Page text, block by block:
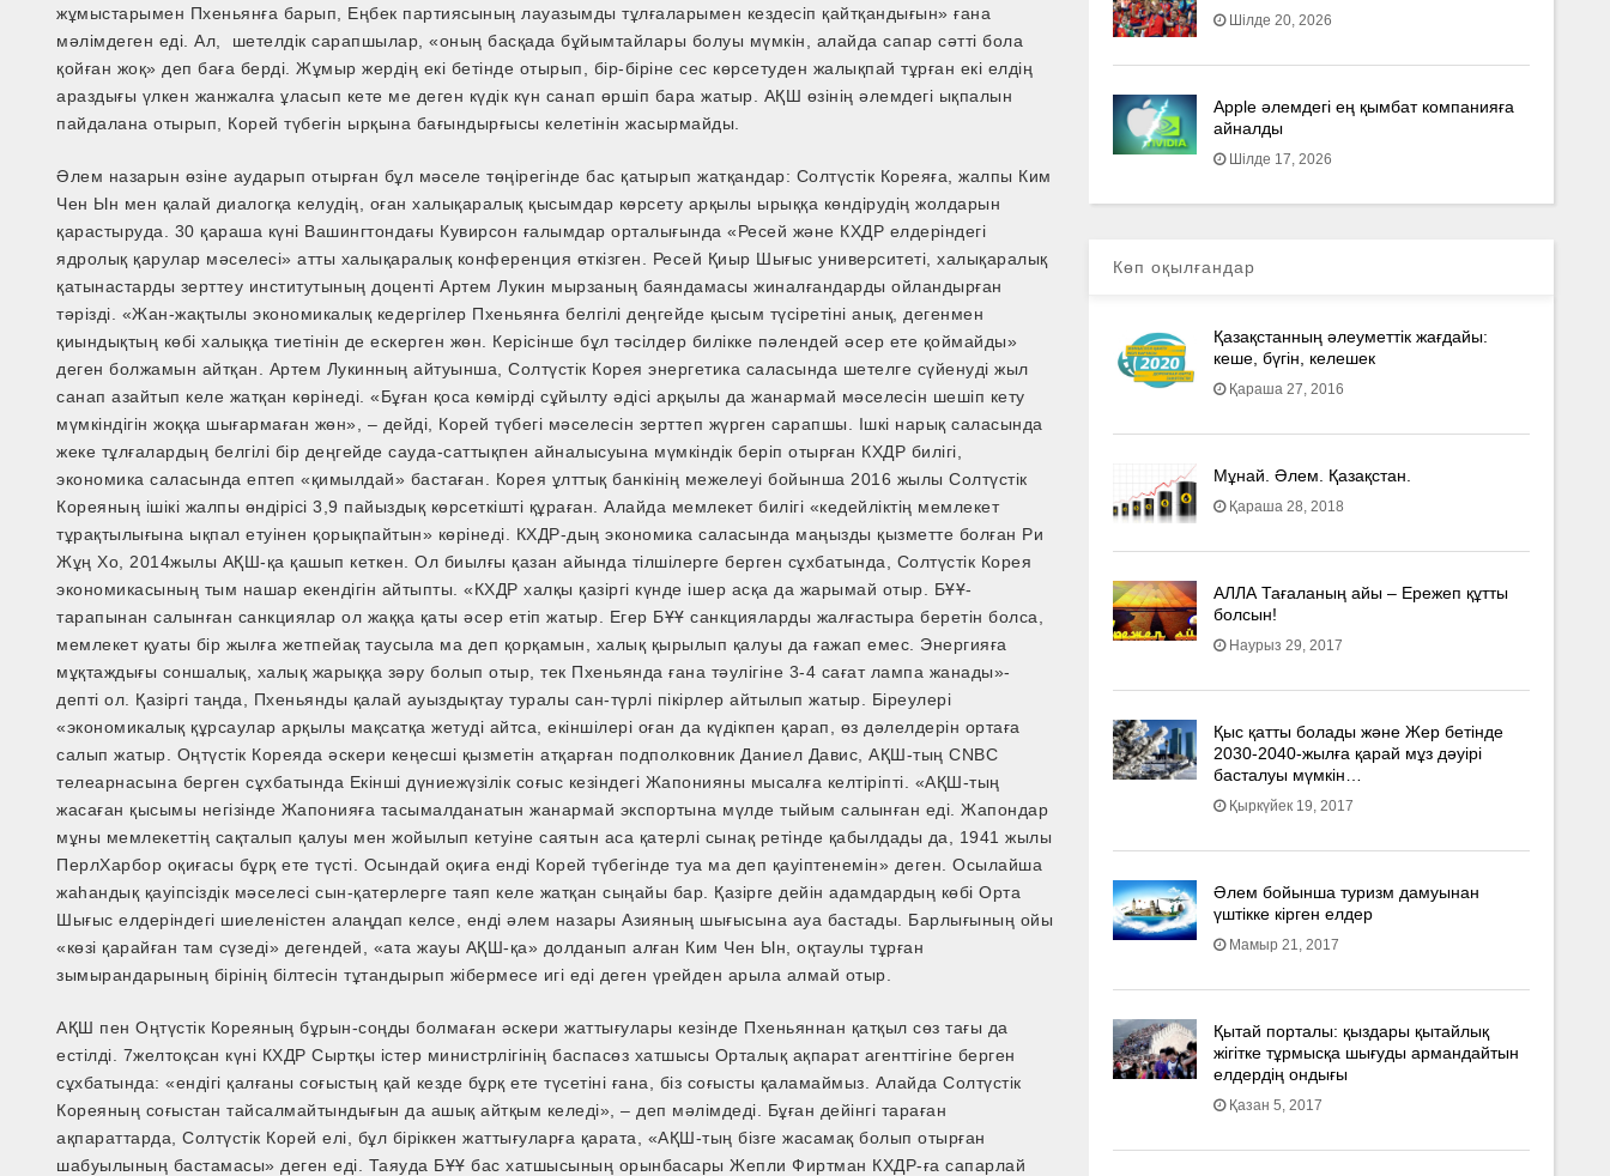
жұмыстарымен Пхеньянға барып, Еңбек партиясының лауазымды тұлғаларымен кездесіп қайтқандығын» ғана
мәлімдеген еді. Ал, шетелдік сарапшылар, «оның басқада бұйымтайлары болуы мүмкін, алайда сапар сәтті бола
қойған жоқ» деп баға берді. Жұмыр жердің екі бетінде отырып, бір-біріне сес көрсетуден жалықпай тұрған екі елдің
араздығы үлкен жанжалға ұласып кете ме деген күдік күн санап өршіп бара жатыр. АҚШ өзінің әлемдегі ықпалын
пайдалана отырып, Корей түбегін ырқына бағындырғысы келетінін жасырмайды.
Әлем назарын өзіне аударып отырған бұл мәселе төңірегінде бас қатырып жатқандар: Солтүстік Кореяға, жалпы Ким
Чен Ын мен қалай диалогқа келудің, оған халықаралық қысымдар көрсету арқылы ырыққа көндірудің жолдарын
қарастыруда. 30 қараша күні Вашингтондағы Кувирсон ғалымдар орталығында «Ресей және КХДР елдеріндегі
ядролық қарулар мәселесі» атты халықаралық конференция өткізген. Ресей Қиыр Шығыс университеті, халықаралық
қатынастарды зерттеу институтының доценті Артем Лукин мырзаның баяндамасы жиналғандарды ойландырған
тәрізді. «Жан-жақтылы экономикалық кедергілер Пхеньянға белгілі деңгейде қысым түсіретіні анық, дегенмен
қиындықтың көбі халыққа тиетінін де ескерген жөн. Керісінше бұл тәсілдер билікке пәлендей әсер ете қоймайды»
деген болжамын айтқан. Артем Лукинның айтуынша, Солтүстік Корея энергетика саласында шетелге сүйенуді жыл
санап азайтып келе жатқан көрінеді. «Бұған қоса көмірді сұйылту әдісі арқылы да жанармай мәселесін шешіп кету
мүмкіндігін жоққа шығармаған жөн», – дейді, Корей түбегі мәселесін зерттеп жүрген сарапшы. Ішкі нарық саласында
жеке тұлғалардың белгілі бір деңгейде сауда-саттықпен айналысуына мүмкіндік беріп отырған КХДР билігі,
экономика саласында ептеп «қимылдай» бастаған. Корея ұлттық банкінің межелеуі бойынша 2016 жылы Солтүстік
Кореяның ішікі жалпы өндірісі 3,9 пайыздық көрсеткішті құраған. Алайда мемлекет билігі «кедейліктің мемлекет
тұрақтылығына ықпал етуінен қорықпайтын» көрінеді. КХДР-дың экономика саласында маңызды қызметте болған Ри
Жұң Хо, 2014­жылы АҚШ-қа қашып кеткен. Ол биылғы қазан айында тілшілерге берген сұхбатында, Солтүстік Корея
экономикасының тым нашар екендігін айтыпты. «КХДР халқы қазіргі күнде ішер асқа да жарымай отыр. БҰҰ-
тарапынан салынған санкциялар ол жаққа қаты әсер етіп жатыр. Егер БҰҰ санкцияларды жалғастыра беретін болса,
мемлекет қуаты бір жылға жетпей­ақ таусыла ма деп қорқамын, халық қырылып қалуы да ғажап емес. Энергияға
мұқтаждығы соншалық, халық жарыққа зәру болып отыр, тек Пхеньянда ғана тәулігіне 3-4 сағат лампа жанады»-
депті ол. Қазіргі таңда, Пхеньянды қалай ауыздықтау туралы сан-түрлі пікірлер айтылып жатыр. Біреулері
«экономикалық құрсаулар арқылы мақсатқа жетуді айтса, екіншілері оған да күдікпен қарап, өз дәлелдерін ортаға
салып жатыр. Оңтүстік Кореяда әскери кеңесші қызметін атқарған подполковник Даниел Давис, АҚШ-тың CNBC
телеарнасына берген сұхбатында Екінші дүниежүзілік соғыс кезіндегі Жапонияны мысалға келтіріпті. «АҚШ-тың
жасаған қысымы негізінде Жапонияға тасымалданатын жанармай экспортына мүлде тыйым салынған еді. Жапондар
мұны мемлекеттің сақталып қалуы мен жойылып кетуіне саятын аса қатерлі сынақ ретінде қабылдады да, 1941 жылы
Перл­Харбор оқиғасы бұрқ ете түсті. Осындай оқиға енді Корей түбегінде туа ма деп қауіптенемін» деген. Осылайша
жаһандық қауіпсіздік мәселесі сын-қатерлерге таяп келе жатқан сыңайы бар. Қазірге дейін адамдардың көбі Орта
Шығыс елдеріндегі шиеленістен алаңдап келсе, енді әлем назары Азияның шығысына ауа бастады. Барлығының ойы
«көзі қарайған там сүзеді» дегендей, «ата жауы АҚШ-қа» долданып алған Ким Чен Ын, оқтаулы тұрған
зымырандарының бірінің білтесін тұтандырып жібермесе игі еді деген үрейден арыла алмай отыр.
АҚШ пен Оңтүстік Кореяның бұрын-соңды болмаған әскери жаттығулары кезінде Пхеньяннан қатқыл сөз тағы да
естілді. 7­желтоқсан күні КХДР Сыртқы істер министрлігінің баспасөз хатшысы Орталық ақпарат агенттігіне берген
сұхбатында: «ендігі қалғаны соғыстың қай кезде бұрқ ете түсетіні ғана, біз соғысты қаламаймыз. Алайда Солтүстік
Кореяның соғыстан тайсалмайтындығын да ашық айтқым келеді», – деп мәлімдеді. Бұған дейінгі тараған
ақпараттарда, Солтүстік Корей елі, бұл біріккен жаттығуларға қарата, «АҚШ-тың бізге жасамақ болып отырған
шабуылының бастамасы» деген еді. Таяуда БҰҰ бас хатшысының орынбасары Жепли Фиртман КХДР-ға сапарлай
Шілде 20, 2026
Apple әлемдегі ең қымбат компанияға
айналды
Шілде 17, 2026
Көп оқылғандар
Қазақстанның әлеуметтік жағдайы:
кеше, бүгін, келешек
Қараша 27, 2016
Мұнай. Әлем. Қазақстан.
Қараша 28, 2018
АЛЛА Тағаланың айы – Ережеп құтты
болсын!
Наурыз 29, 2017
Қыс қатты болады және Жер бетінде
2030-2040­-жылға қарай мұз дәуірі
басталуы мүмкін…
Қыркүйек 19, 2017
Әлем бойынша туризм дамуынан
үштікке кірген елдер
Мамыр 21, 2017
Қытай порталы: қыздары қытайлық
жігітке тұрмысқа шығуды армандайтын
елдердің ондығы
Қазан 5, 2017